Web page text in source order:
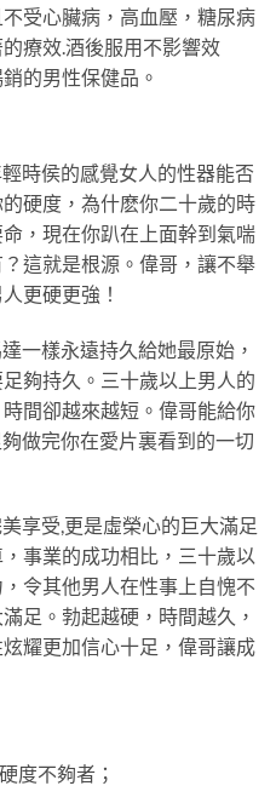
受心臟病，高血壓，糖尿病
療效.酒後服用不影響效
的男性保健品。
時侯的感覺女人的性器能否
硬度，為什麽你二十歲的時
，現在你趴在上面幹到氣喘
這就是根源。偉哥，讓不舉
更硬更強！
一樣永遠持久給她最原始，
夠持久。三十歲以上男人的
間卻越來越短。偉哥能給你
做完你在愛片裏看到的一切
享受,更是虛榮心的巨大滿足
事業的成功相比，三十歲以
令其他男人在性事上自愧不
足。勃起越硬，時間越久，
耀更加信心十足，偉哥讓成
度不夠者；